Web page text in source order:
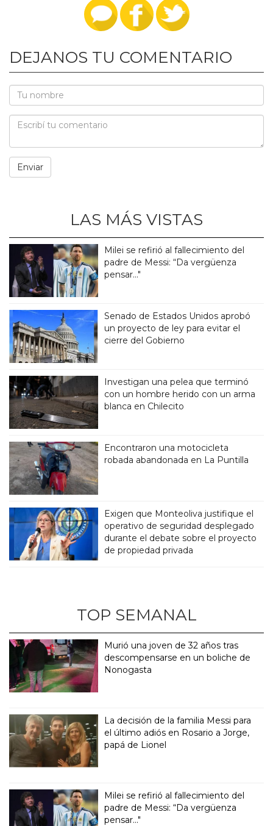
DEJANOS TU COMENTARIO
LAS MÁS VISTAS
Milei se refirió al fallecimiento del
padre de Messi: “Da vergüenza
pensar..."
Senado de Estados Unidos aprobó
un proyecto de ley para evitar el
cierre del Gobierno
Investigan una pelea que terminó
con un hombre herido con un arma
blanca en Chilecito
Encontraron una motocicleta
robada abandonada en La Puntilla
Exigen que Monteoliva justifique el
operativo de seguridad desplegado
durante el debate sobre el proyecto
de propiedad privada
TOP SEMANAL
Murió una joven de 32 años tras
descompensarse en un boliche de
Nonogasta
La decisión de la familia Messi para
el último adiós en Rosario a Jorge,
papá de Lionel
Milei se refirió al fallecimiento del
padre de Messi: “Da vergüenza
pensar..."